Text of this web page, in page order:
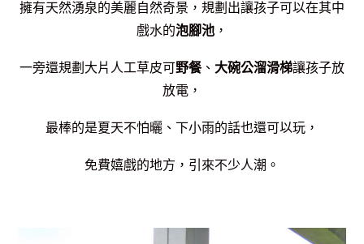
擁有天然湧泉的美麗自然奇景，規劃出讓孩子可以在其中
戲水的泡腳池 ，
一旁還規劃大片人工草皮可野餐、 大碗公溜滑梯讓孩子放
放電，
最棒的是夏天不怕曬、下小雨的話也還可以玩，
免費嬉戲的地方，引來不少人潮。